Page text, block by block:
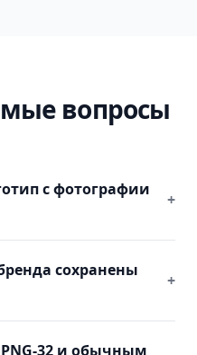
вопросы
с фотографии
+
сохранены
+
32 и обычным